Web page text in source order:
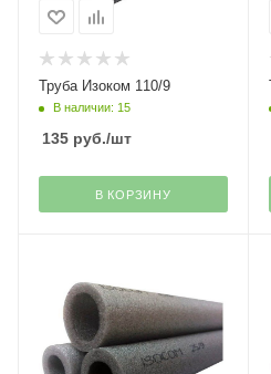
Труба Изоком 110/9
В наличии: 15
135 руб./шт
В КОРЗИНУ